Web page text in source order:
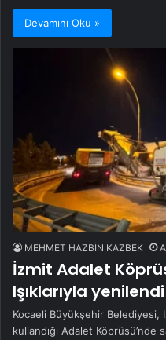
Devamını Oku »
MEHMET HAZBİN KAZBEK
İzmit Adalet
Işıklarıyla yenilendi
Kocaeli Büyükşehir
kullandığı Adalet